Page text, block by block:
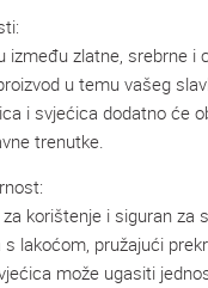
između zlatne, srebrne i
u temu vašeg
i svjećica dodatno će
trenutke.
korištenje i siguran za
lakoćom, pružajući
može ugasiti